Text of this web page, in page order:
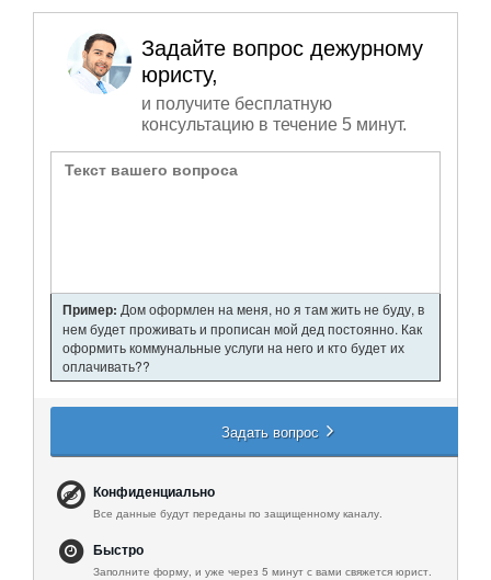
Задайте вопрос дежурному
юристу,
и получите бесплатную
консультацию в течение 5 минут.
Пример: Дом оформлен на меня, но я там жить не буду, в
нем будет проживать и прописан мой дед постоянно. Как
оформить коммунальные услуги на него и кто будет их
оплачивать??
Задать вопрос
Конфиденциально
Все данные будут переданы по защищенному каналу.
Быстро
Заполните форму, и уже через 5 минут с вами свяжется юрист.